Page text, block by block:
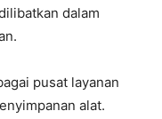
dalam
pusat layanan
alat.